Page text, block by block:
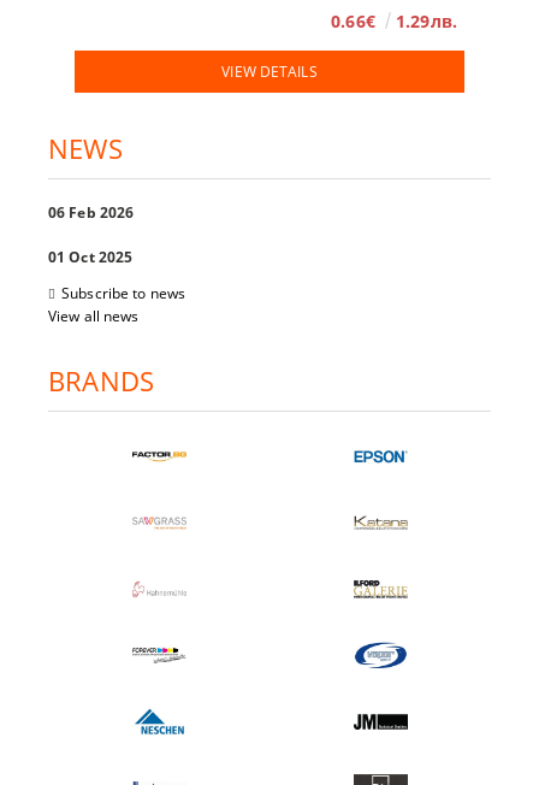
0.66€ 1.29лв.
VIEW DETAILS
NEWS
06 Feb 2026
01 Oct 2025
Subscribe to news
View all news
BRANDS